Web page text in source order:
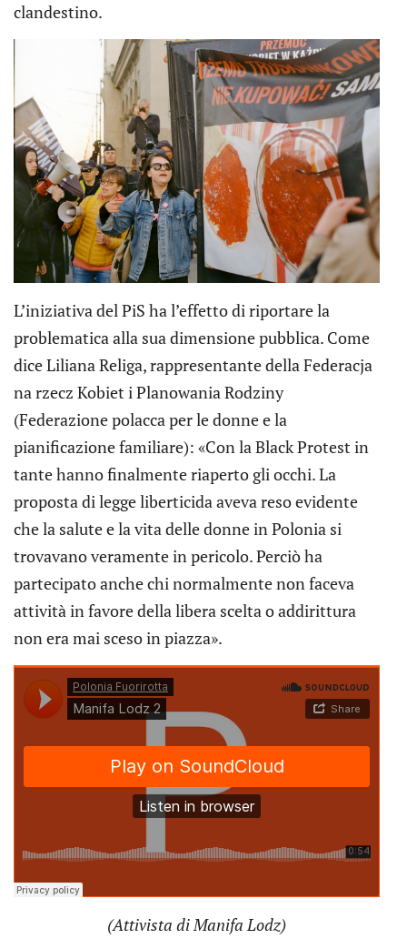
clandestino.
L’iniziativa del PiS ha l’effetto di riportare la
problematica alla sua dimensione pubblica. Come
dice Liliana Religa, rappresentante della Federacja
na rzecz Kobiet i Planowania Rodziny
(Federazione polacca per le donne e la
pianificazione familiare): «Con la Black Protest in
tante hanno finalmente riaperto gli occhi. La
proposta di legge liberticida aveva reso evidente
che la salute e la vita delle donne in Polonia si
trovavano veramente in pericolo. Perciò ha
partecipato anche chi normalmente non faceva
attività in favore della libera scelta o addirittura
non era mai sceso in piazza».
(Attivista di Manifa Lodz)